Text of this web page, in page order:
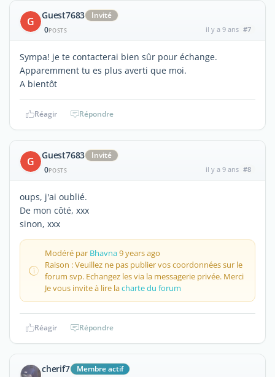
G Guest7683
Invité
0POSTS il y a 9 ans #7
Sympa! je te contacterai bien sûr pour échange.
Apparemment tu es plus averti que moi.
A bientôt
Réagir Répondre
G Guest7683
Invité
0POSTS il y a 9 ans #8
oups, j'ai oublié.
De mon côté, xxx
sinon, xxx
Modéré par Bhavna9 years ago
Raison : Veuillez ne pas publier vos coordonnées sur le
forum svp. Echangez les via la messagerie privée. Merci
Je vous invite à lire lacharte du forum
Réagir Répondre
cherif7 Membre actif